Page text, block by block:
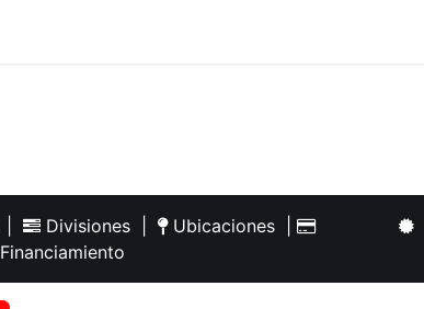
Divisiones Ubicaciones
Financiamiento